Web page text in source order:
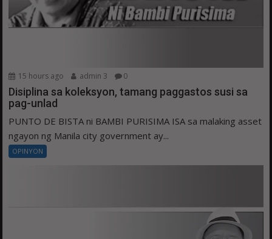
15 hours ago admin 3 0
Disiplina sa koleksyon, tamang paggastos susi sa
pag-unlad
PUNTO DE BISTA ni BAMBI PURISIMA ISA sa malaking asset
ngayon ng Manila city government ay...
OPINYON